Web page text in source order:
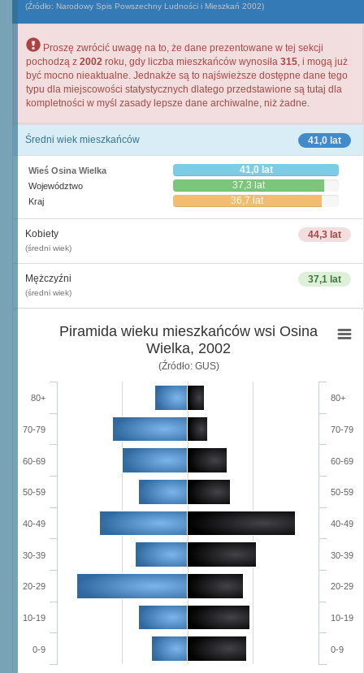
(Źródło: Narodowy Spis Powszechny Ludności i Mieszkań 2002)
Proszę zwrócić uwagę na to, że dane prezentowane w tej sekcji
pochodzą z 2002 roku, gdy liczba mieszkańców wynosiła 315, i mogą już
być mocno nieaktualne. Jednakże są to najświeższe dostępne dane tego
typu dla miejscowości statystycznych dlatego przedstawione są tutaj dla
kompletności w myśl zasady lepsze dane archiwalne, niż żadne.
41,0 lat
Średni wiek mieszkańców
Wieś Osina Wielka 41,0 lat
Województwo 37,3 lat
Kraj 36,7 lat
44,3 lat
Kobiety
(średni wiek)
37,1 lat
Mężczyźni
(średni wiek)
Piramida wieku mieszkańców wsi Osina
Wielka, 2002
(Źródło: GUS)
0-9
10-19
20-29
30-39
40-49
50-59
60-69
70-79
80+
0-9
10-19
20-29
30-39
40-49
50-59
60-69
70-79
80+